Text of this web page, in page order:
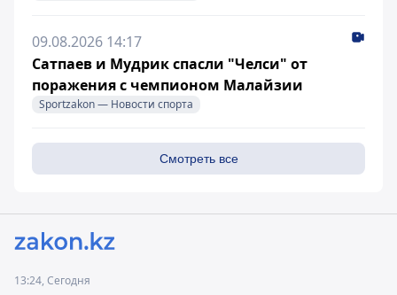
09.08.2026 14:17
Сатпаев и Мудрик спасли "Челси" от
поражения с чемпионом Малайзии
Sportzakon — Новости спорта
Смотреть все